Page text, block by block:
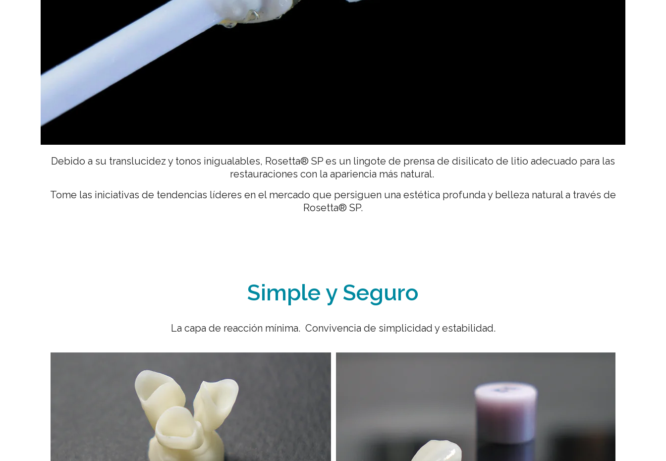
Debido a su translucidez y tonos inigualables, Rosetta® SP es un lingote de prensa de disilicato de litio adecuado para las
restauraciones con la apariencia más natural.
Tome las iniciativas de tendencias líderes en el mercado que persiguen una estética profunda y belleza natural a través de
Rosetta® SP.
Simple y Seguro
La capa de reacción mínima. Convivencia de simplicidad y estabilidad.